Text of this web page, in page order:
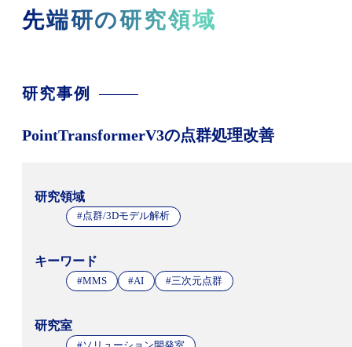
先端研の研究領域
研究事例
PointTransformerV3の点群処理改善
研究領域
#点群/3Dモデル解析
キーワード
#MMS #AI #三次元点群
研究室